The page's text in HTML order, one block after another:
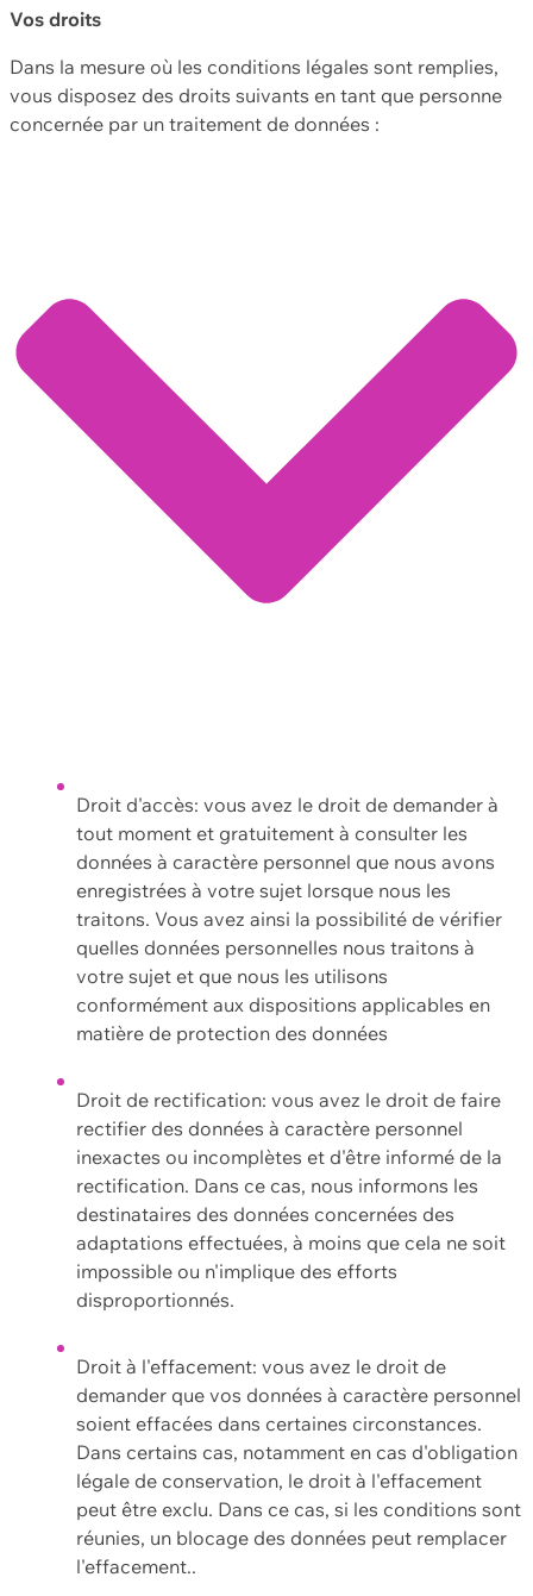
Vos droits
Dans la mesure où les conditions légales sont remplies,
vous disposez des droits suivants en tant que personne
concernée par un traitement de données :
Droit d'accès: vous avez le droit de demander à
tout moment et gratuitement à consulter les
données à caractère personnel que nous avons
enregistrées à votre sujet lorsque nous les
traitons. Vous avez ainsi la possibilité de vérifier
quelles données personnelles nous traitons à
votre sujet et que nous les utilisons
conformément aux dispositions applicables en
matière de protection des données
Droit de rectification: vous avez le droit de faire
rectifier des données à caractère personnel
inexactes ou incomplètes et d'être informé de la
rectification. Dans ce cas, nous informons les
destinataires des données concernées des
adaptations effectuées, à moins que cela ne soit
impossible ou n'implique des efforts
disproportionnés.
Droit à l'effacement: vous avez le droit de
demander que vos données à caractère personnel
soient effacées dans certaines circonstances.
Dans certains cas, notamment en cas d'obligation
légale de conservation, le droit à l'effacement
peut être exclu. Dans ce cas, si les conditions sont
réunies, un blocage des données peut remplacer
l'effacement..